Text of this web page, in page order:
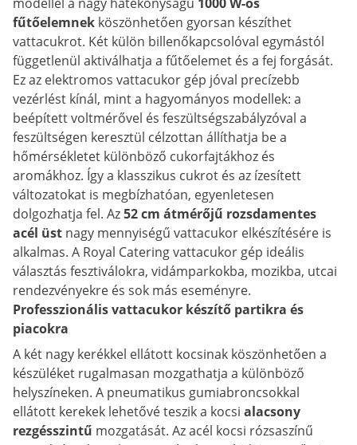
fűtőelemnek köszönhetően gyorsan készíthet
vattacukrot. Két külön billenőkapcsolóval egymástól
függetlenül aktiválhatja a fűtőelemet és a fej forgását.
Ez az elektromos vattacukor gép jóval precízebb
vezérlést kínál, mint a hagyományos modellek: a
beépített voltmérővel és feszültségszabályzóval a
feszültségen keresztül célzottan állíthatja be a
hőmérsékletet különböző cukorfajtákhoz és
aromákhoz. Így a klasszikus cukrot és az ízesített
változatokat is megbízhatóan, egyenletesen
dolgozhatja fel. Az52 cm átmérőjű rozsdamentes
acél üst nagy mennyiségű vattacukor elkészítésére is
alkalmas. A Royal Catering vattacukor gép ideális
választás fesztiválokra, vidámparkokba, mozikba, utcai
rendezvényekre és sok más eseményre.
Professzionális vattacukor készítő partikra és
piacokra
A két nagy kerékkel ellátott kocsinak köszönhetően a
készüléket rugalmasan mozgathatja a különböző
helyszíneken. A pneumatikus gumiabroncsokkal
ellátott kerekek lehetővé teszik a kocsi alacsony
rezgésszintű mozgatását. Az acél kocsi rózsaszínű